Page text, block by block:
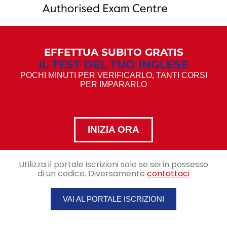
EFFETTUA SUBITO GRATIS
IL TEST DEL TUO INGLESE
POCHI MINUTI PER VERIFICARLO, TANTI CORSI
PER IMPARARLO
INIZIA ORA
Utilizza il portale iscrizioni solo se sei in possesso
di un codice. Diversamente contattaci
VAI AL PORTALE ISCRIZIONI